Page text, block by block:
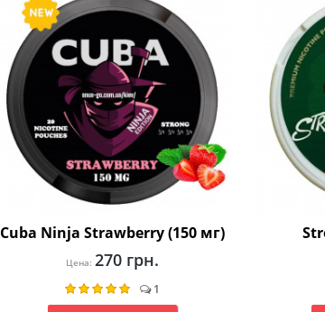
Cuba Ninja Strawberry (150 мг)
Цена: 270 грн.
1